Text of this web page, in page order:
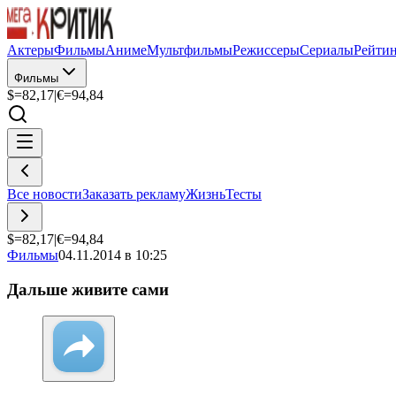
АктерыФильмыАнимеМультфильмыРежиссерыСериалы
Фильмы
$=82,17|€=94,84
Все новостиЗаказать рекламуЖизньТесты
$=82,17|€=94,84
Фильмы04.11.2014 в 10:25
Дальше живите сами